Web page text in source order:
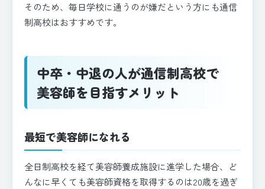
そのため、毎日学校に通うのが嫌だという方にも通信
制高校はおすすめです。
中卒・中退の人が通信制高校で
美容師を目指すメリット
最短で美容師になれる
全日制高校を経て美容師養成施設に進学した場合、ど
んなに早くても美容師資格を取得するのは20歳を過ぎ